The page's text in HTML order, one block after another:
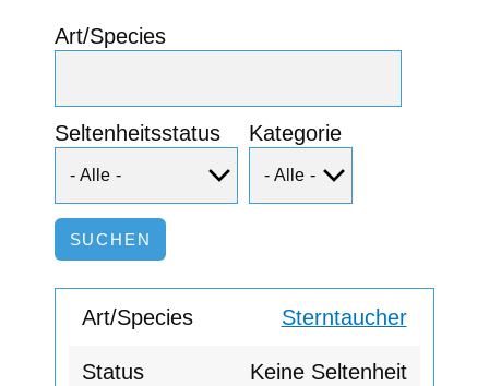
Art/Species
Seltenheitsstatus Kategorie
Sterntaucher
Keine Seltenheit